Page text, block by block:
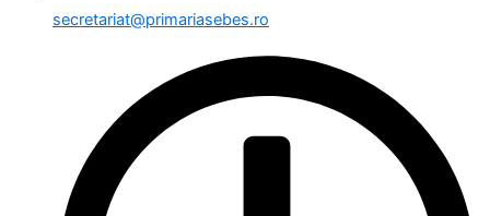
secretariat@primariasebes.ro